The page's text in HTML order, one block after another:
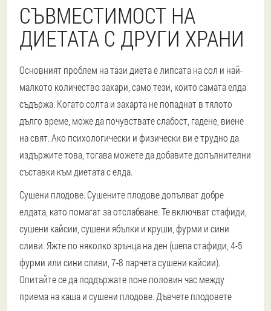
СЪВМЕСТИМОСТ НА
ДИЕТАТА С ДРУГИ ХРАНИ
Основният проблем на тази диета е липсата на сол и най-
малкото количество захари, само тези, които самата елда
съдържа. Когато солта и захарта не попаднат в тялото
дълго време, може да почувствате слабост, гадене, виене
на свят. Ако психологически и физически ви е трудно да
издържите това, тогава можете да добавите допълнителни
съставки към диетата с елда.
Сушени плодове. Сушените плодове допълват добре
елдата, като помагат за отслабване. Те включват стафиди,
сушени кайсии, сушени ябълки и круши, фурми и сини
сливи. Яжте по няколко зрънца на ден (шепа стафиди, 4-5
фурми или сини сливи, 7-8 парчета сушени кайсии).
Опитайте се да поддържате поне половин час между
приема на каша и сушени плодове. Дъвчете плодовете